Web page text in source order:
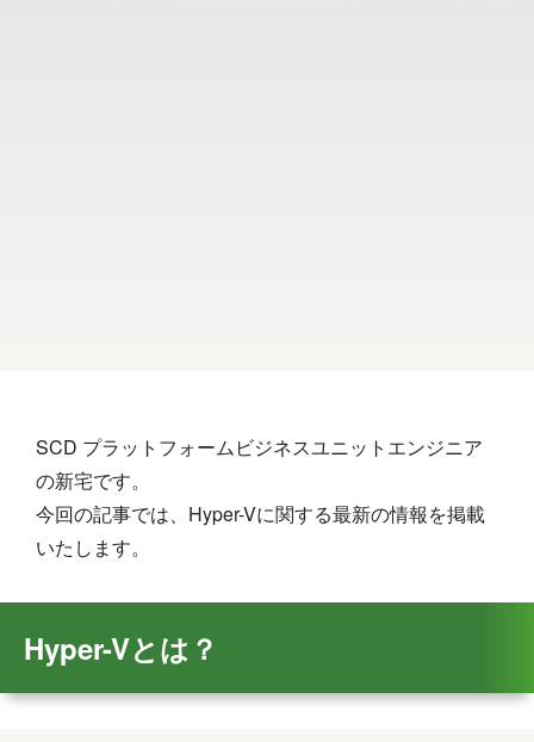
SCD プラットフォームビジネスユニットエンジニア
の新宅です。
今回の記事では、Hyper-Vに関する最新の情報を掲載
いたします。
Hyper-Vとは？